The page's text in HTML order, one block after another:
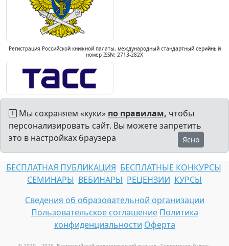
Регистрация Российской книжной палаты, международный стандартный серийный
номер ISSN: 2713-282X
Мы сохраняем «куки» по правилам, чтобы
персонализировать сайт. Вы можете запретить
это в настройках браузера
Ясно
БЕСПЛАТНАЯ ПУБЛИКАЦИЯ БЕСПЛАТНЫЕ КОНКУРСЫ
СЕМИНАРЫ ВЕБИНАРЫ РЕЦЕНЗИИ КУРСЫ
Сведения об образовательной организации
Пользовательское соглашение Политика
конфиденциальности Оферта